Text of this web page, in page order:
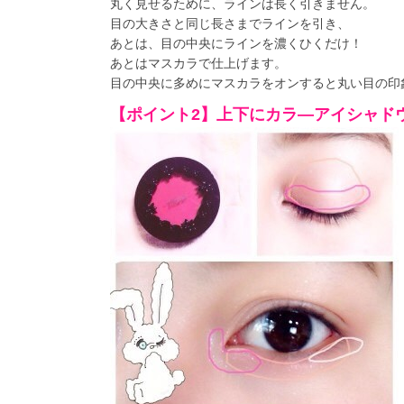
丸く見せるために、ラインは長く引きません。
目の大きさと同じ長さまでラインを引き、
あとは、目の中央にラインを濃くひくだけ！
あとはマスカラで仕上げます。
目の中央に多めにマスカラをオンすると丸い目の印
【ポイント2】上下にカラ―アイシャド